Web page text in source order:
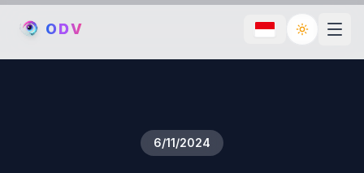
ODV Toggle
6/11/2024